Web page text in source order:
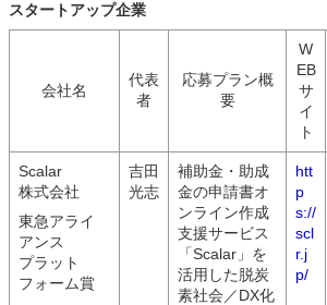
スタートアップ企業
会社名
代表
者
応募プラン概
要
W
EB
サ
イ
ト
Scalar
株式会社
東急アライ
アンス
プラット
フォーム賞
吉田
光志
補助金・助成
金の申請書オ
ンライン作成
支援サービス
「Scalar」を
活用した脱炭
素社会／DX化
htt
p
s://
scl
r.j
p/